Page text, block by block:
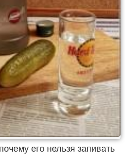
его нельзя запивать